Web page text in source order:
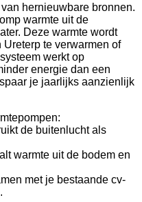
hernieuwbare bronnen.
warmte uit de
Deze warmte wordt
te verwarmen of
werkt op
energie dan een
je jaarlijks aanzienlijk
de buitenlucht als
warmte uit de bodem en
met je bestaande cv-